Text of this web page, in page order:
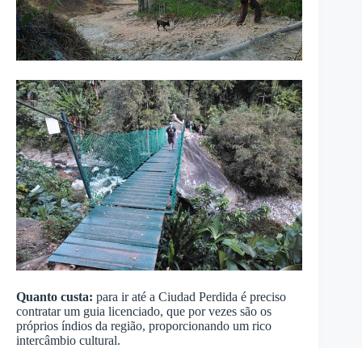
Quanto custa: para ir até a Ciudad Perdida é preciso
contratar um guia licenciado, que por vezes são os
próprios índios da região, proporcionando um rico
intercâmbio cultural.